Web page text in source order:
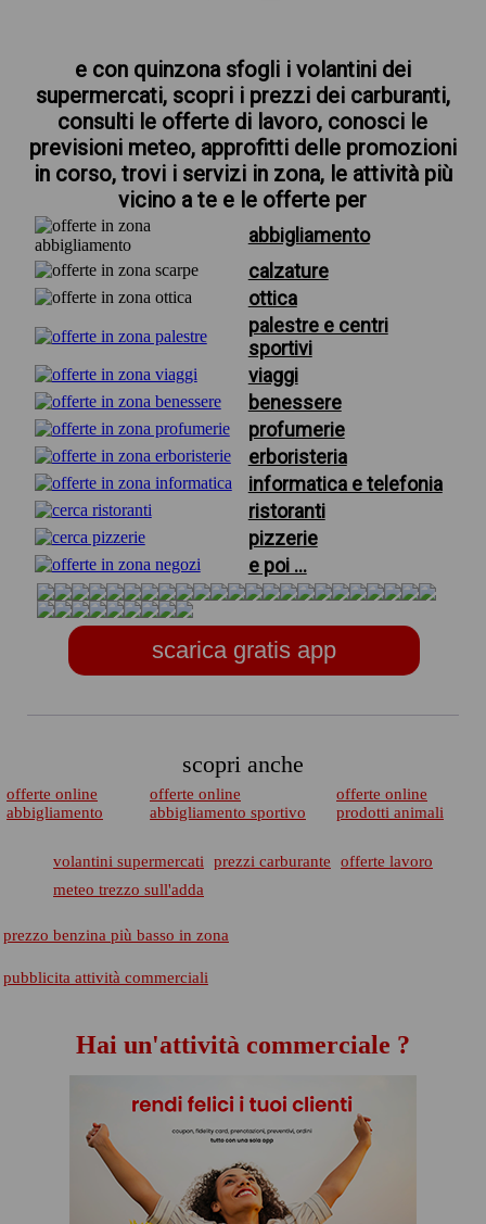
e con quinzona sfogli i volantini dei
supermercati, scopri i prezzi dei carburanti,
consulti le offerte di lavoro, conosci le
previsioni meteo, approfitti delle promozioni
in corso, trovi i servizi in zona, le attività più
vicino a te e le offerte per
abbigliamento
calzature
ottica
palestre e centri
sportivi
viaggi
benessere
profumerie
erboristeria
informatica e telefonia
ristoranti
pizzerie
e poi ...
scarica gratis app
scopri anche
offerte online
abbigliamento
offerte online
abbigliamento sportivo
offerte online
prodotti animali
volantini supermercati prezzi carburante
offerte lavoro
meteo trezzo sull'adda
prezzo benzina più basso in zona
pubblicita attività commerciali
Hai un'attività commerciale ?